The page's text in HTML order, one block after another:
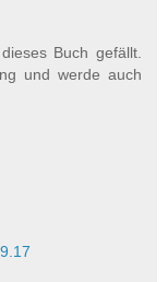
Buch gefällt.
und werde auch